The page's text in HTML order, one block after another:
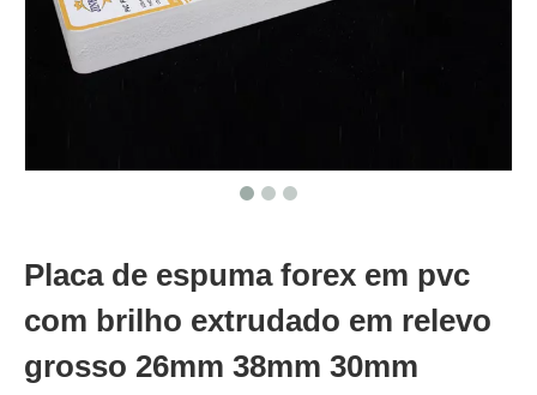
Placa de espuma forex em pvc
com brilho extrudado em relevo
grosso 26mm 38mm 30mm